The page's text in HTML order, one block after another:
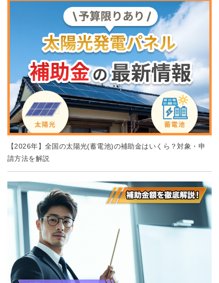
【2026年】全国の太陽光(蓄電池)の補助金はいくら？対象・申
請方法を解説